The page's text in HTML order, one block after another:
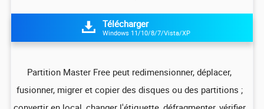
 Télécharger
Windows 11/10/8/7/Vista/XP
Partition Master Free peut redimensionner, déplacer,
fusionner, migrer et copier des disques ou des partitions ;